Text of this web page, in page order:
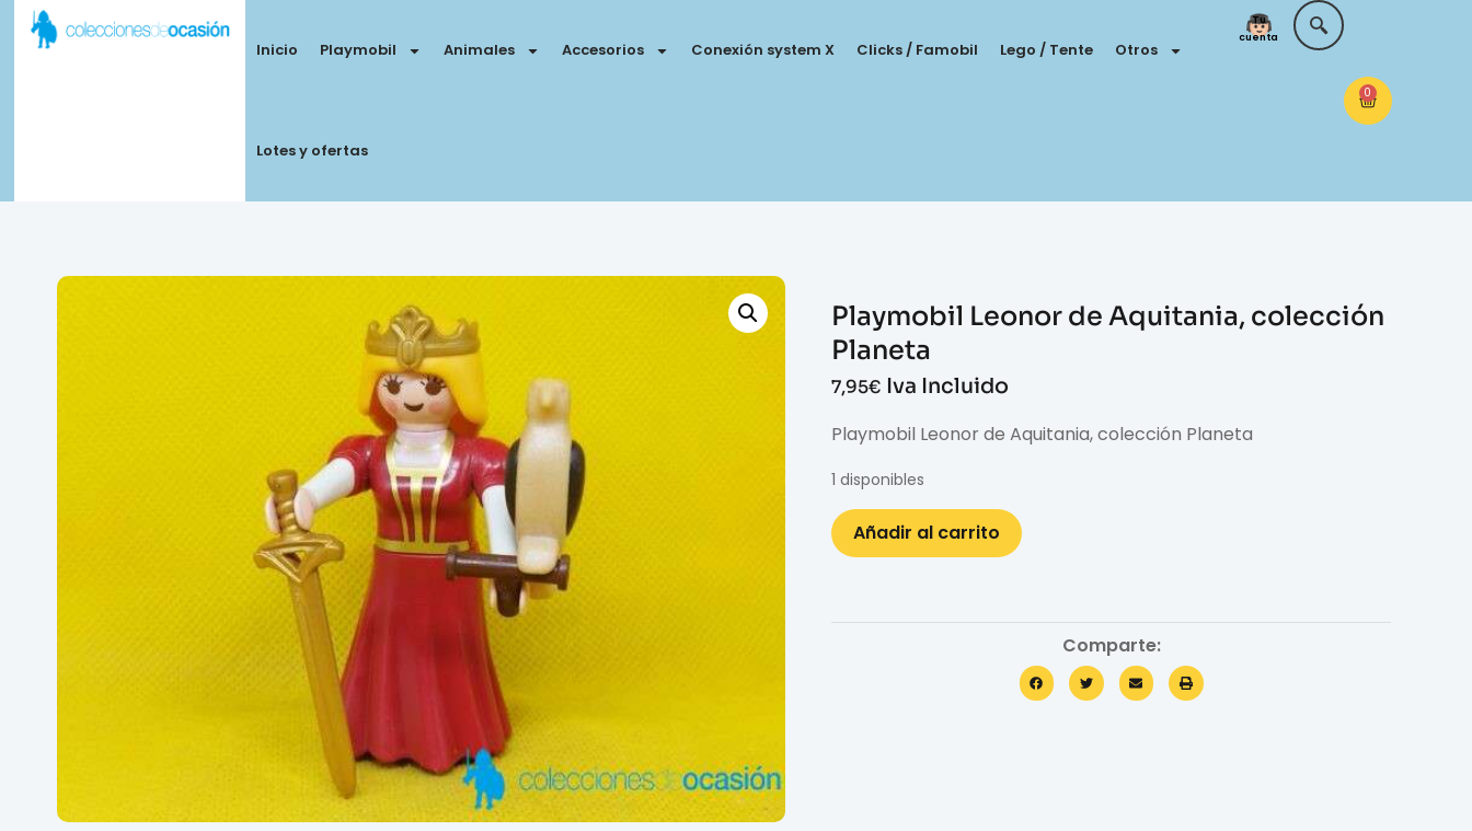
Inicio Playmobil Animales Accesorios Conexión system X Clicks / Famobil Lego / Tente Otros
Lotes y ofertas
Tu
cuenta
0
Playmobil Leonor de Aquitania, colección
Planeta
7,95€ Iva Incluido
Playmobil Leonor de Aquitania, colección Planeta
1 disponibles
Añadir al carrito
Comparte: